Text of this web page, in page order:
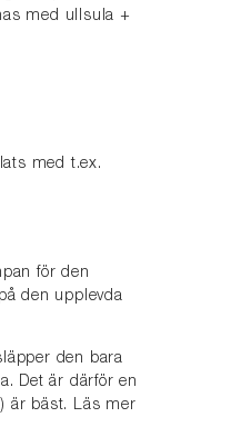
med ullsula +
med t.ex.
för den
den upplevda
den bara
Det är därför en
är bäst. Läs mer